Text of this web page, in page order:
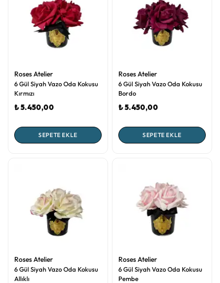
Roses Atelier
6 Gül Siyah Vazo Oda Kokusu
Kırmızı
₺ 5.450,00
SEPETE EKLE
Roses Atelier
6 Gül Siyah Vazo Oda Kokusu
Bordo
₺ 5.450,00
SEPETE EKLE
Roses Atelier
6 Gül Siyah Vazo Oda Kokusu
Allıklı
Roses Atelier
6 Gül Siyah Vazo Oda Kokusu
Pembe